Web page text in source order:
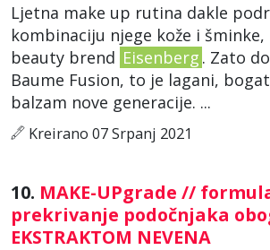
Ljetna make up rutina dakle
kombinaciju njege kože i šminke,
beauty brend Eisenberg . Zato
Baume Fusion, to je lagani,
balzam nove generacije. ...
Kreirano 07 Srpanj 2021
10. MAKE-UPgrade //
prekrivanje podočnjaka
EKSTRAKTOM NEVENA